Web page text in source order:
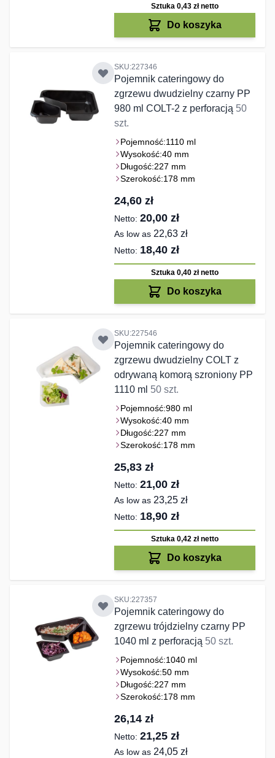
Sztuka 0,43 złnetto
Do koszyka
SKU:227346
Pojemnik cateringowy do
zgrzewu dwudzielny czarny PP
980 ml COLT-2 z perforacją 50
szt.
Pojemność:1110 ml
Wysokość:40 mm
Długość:227 mm
Szerokość:178 mm
24,60 zł
20,00 zł
As low as 22,63 zł
18,40 zł
Sztuka 0,40 złnetto
Do koszyka
SKU:227546
Pojemnik cateringowy do
zgrzewu dwudzielny COLT z
odrywaną komorą szroniony PP
1110 ml 50 szt.
Pojemność:980 ml
Wysokość:40 mm
Długość:227 mm
Szerokość:178 mm
25,83 zł
21,00 zł
As low as 23,25 zł
18,90 zł
Sztuka 0,42 złnetto
Do koszyka
SKU:227357
Pojemnik cateringowy do
zgrzewu trójdzielny czarny PP
1040 ml z perforacją 50 szt.
Pojemność:1040 ml
Wysokość:50 mm
Długość:227 mm
Szerokość:178 mm
26,14 zł
21,25 zł
As low as 24,05 zł